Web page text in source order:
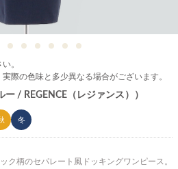
。
際の色味と多少異なる場合がございます。
/ REGENCE（レジァンス））
冬
ク柄のセパレート風ドッキングワンピース。